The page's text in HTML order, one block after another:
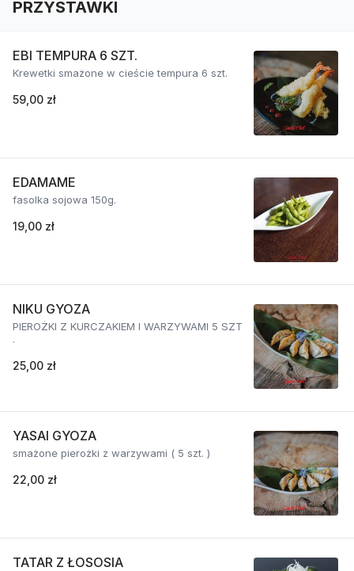
PRZYSTAWKI
EBI TEMPURA 6 SZT.
Krewetki smażone w cieście tempura 6 szt.
59,00 zł
EDAMAME
fasolka sojowa 150g.
19,00 zł
NIKU GYOZA
PIEROŻKI Z KURCZAKIEM I WARZYWAMI 5 SZT
.
25,00 zł
YASAI GYOZA
smażone pierożki z warzywami ( 5 szt. )
22,00 zł
TATAR Z ŁOSOSIA